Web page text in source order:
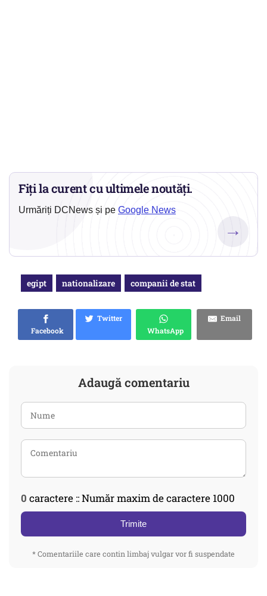
Fiți la curent cu ultimele noutăți.
Urmăriți DCNews și pe Google News
→
egipt nationalizare companii de stat
Facebook
Twitter
WhatsApp
Email
Adaugă comentariu
0 caractere :: Număr maxim de caractere 1000
Trimite
* Comentariile care contin limbaj vulgar vor fi suspendate